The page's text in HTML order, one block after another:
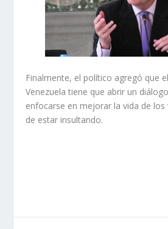
Finalmente, el político agregó que
Venezuela tiene que abrir un
enfocarse en mejorar la vida de
de estar insultando.